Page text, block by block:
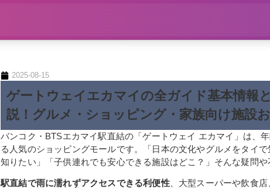
2025-08-15
ゲートウェイエカマイの全ガイド基本情報
説！グルメ・ショッピング・家族向け施設
バンコク・BTSエカマイ駅直結の「ゲートウェイ エカマイ」は、
る人気のショッピングモールです。「日本の文化やグルメをタイ
知りたい」「子供連れでも安心できる施設はどこ？」そんな疑問や
駅直結で雨に濡れずアクセスできる利便性、大型スーパーや飲食